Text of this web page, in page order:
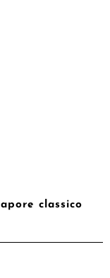
classico